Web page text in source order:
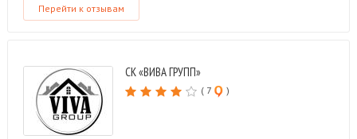
Перейти к отзывам
СК «ВИВА ГРУПП»
( 7 )